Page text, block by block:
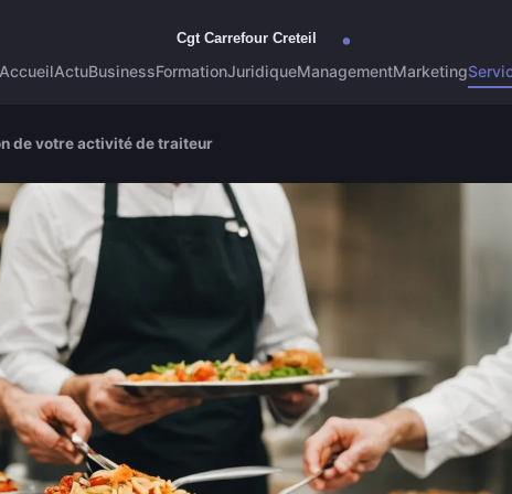
AccueilActuBusinessFormationJuridiqueManagementMarketing
de votre activité de traiteur